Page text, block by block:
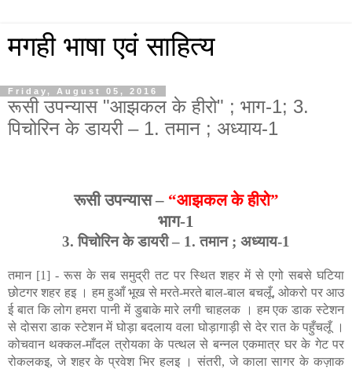
मगही भाषा एवं साहित्य
Friday, August 05, 2016
रूसी उपन्यास "आझकल के हीरो" ; भाग-1; 3.
पिचोरिन के डायरी – 1. तमान ; अध्याय-1
रूसी उपन्यास –“आझकल के हीरो”
भाग-1
3. पिचोरिन के डायरी – 1. तमान ; अध्याय-1
तमान [1] - रूस के सब समुद्री तट पर स्थित शहर में से एगो सबसे घटिया
छोटगर शहर हइ । हम हुआँ भूख से मरते-मरते बाल-बाल बचलूँ, ओकरो पर आउ
ई बात कि लोग हमरा पानी में डुबाके मारे लगी चाहलक । हम एक डाक स्टेशन
से दोसरा डाक स्टेशन में घोड़ा बदलाय वला घोड़ागाड़ी से देर रात के पहुँचलूँ ।
कोचवान थक्कल-माँदल त्रोयका के पत्थल से बन्नल एकमात्र घर के गेट पर
रोकलकइ, जे शहर के प्रवेश भिर हलइ । संतरी, जे काला सागर के कज़ाक